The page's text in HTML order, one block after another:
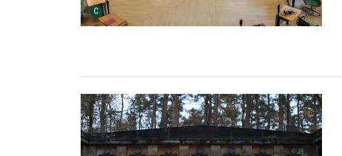
C Urheber der Grafik: